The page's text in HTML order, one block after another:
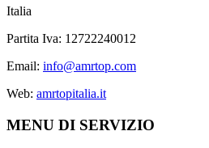
Italia
Partita Iva: 12722240012
Email: info@amrtop.com
Web: amrtopitalia.it
MENU DI SERVIZIO